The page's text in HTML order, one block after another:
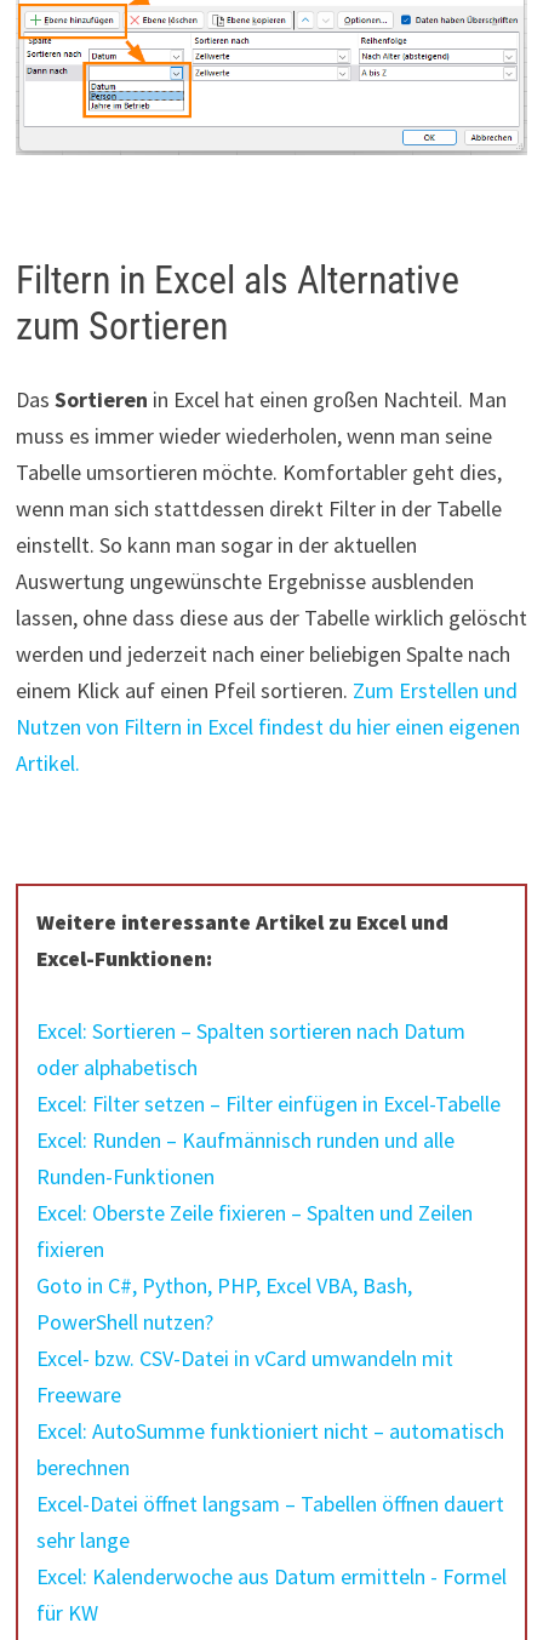
Filtern in Excel als Alternative
zum Sortieren
Das Sortieren in Excel hat einen großen Nachteil. Man
muss es immer wieder wiederholen, wenn man seine
Tabelle umsortieren möchte. Komfortabler geht dies,
wenn man sich stattdessen direkt Filter in der Tabelle
einstellt. So kann man sogar in der aktuellen
Auswertung ungewünschte Ergebnisse ausblenden
lassen, ohne dass diese aus der Tabelle wirklich gelöscht
werden und jederzeit nach einer beliebigen Spalte nach
einem Klick auf einen Pfeil sortieren. Zum Erstellen und
Nutzen von Filtern in Excel findest du hier einen eigenen
Artikel.
Weitere interessante Artikel zu Excel und
Excel-Funktionen:
Excel: Sortieren – Spalten sortieren nach Datum
oder alphabetisch
Excel: Filter setzen – Filter einfügen in Excel-Tabelle
Excel: Runden – Kaufmännisch runden und alle
Runden-Funktionen
Excel: Oberste Zeile fixieren – Spalten und Zeilen
fixieren
Goto in C#, Python, PHP, Excel VBA, Bash,
PowerShell nutzen?
Excel- bzw. CSV-Datei in vCard umwandeln mit
Freeware
Excel: AutoSumme funktioniert nicht – automatisch
berechnen
Excel-Datei öffnet langsam – Tabellen öffnen dauert
sehr lange
Excel: Kalenderwoche aus Datum ermitteln - Formel
für KW